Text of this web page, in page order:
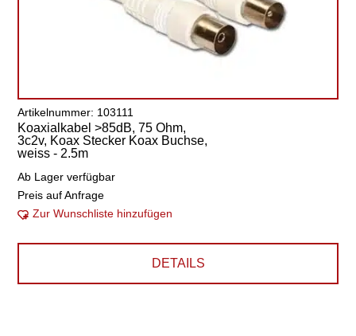
Artikelnummer: 103111
Koaxialkabel >85dB, 75 Ohm,
3c2v, Koax Stecker Koax Buchse,
weiss - 2.5m
Ab Lager verfügbar
Preis auf Anfrage
Zur Wunschliste hinzufügen
DETAILS